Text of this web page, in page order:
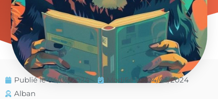
Publié le 04/05/2024
Modifié le : 04/05/2024
Alban